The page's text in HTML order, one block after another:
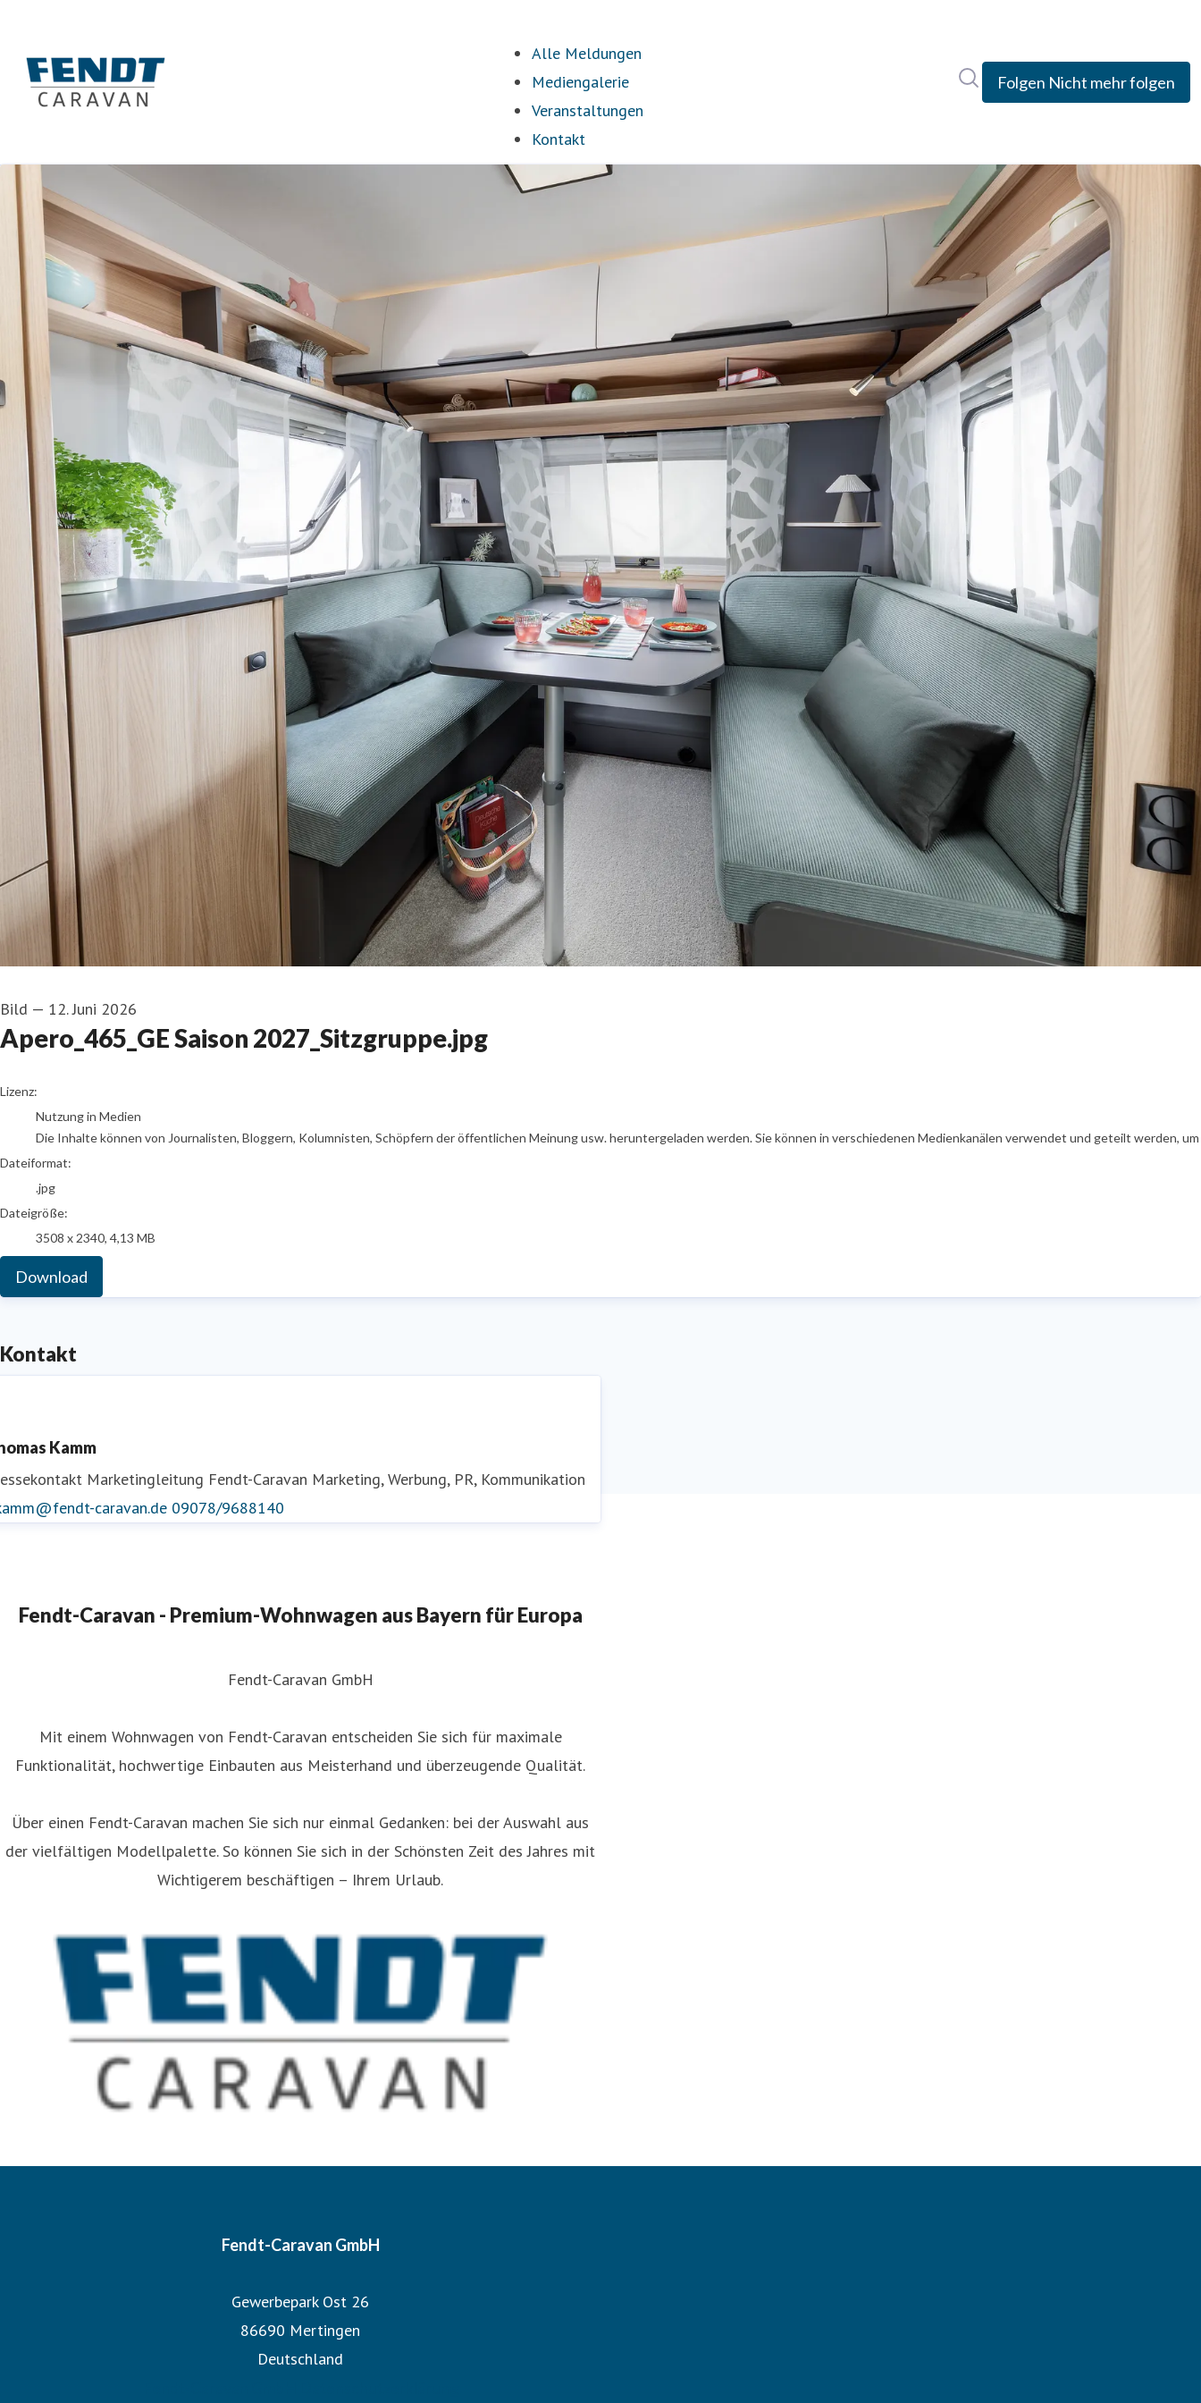
Alle Meldungen
Mediengalerie
Veranstaltungen
Kontakt
Folgen Nicht mehr folgen
Bild — 12. Juni 2026
Apero_465_GE Saison 2027_Sitzgruppe.jpg
go to media item
Lizenz:
Nutzung in Medien
Die Inhalte können von Journalisten, Bloggern, Kolumnisten, Schöpfern der öffentlichen Meinung usw. heruntergeladen werden. Sie können in verschiedenen Medienkanälen verwendet und geteilt
Dateiformat:
.jpg
Dateigröße:
3508 x 2340, 4,13 MB
Download
Kontakt
Kamm
Marketingleitung Fendt-Caravan Marketing, Werbung, PR, Kommunikation
caravan.de 09078/9688140
Fendt-Caravan - Premium-Wohnwagen aus Bayern für Europa
Fendt-Caravan GmbH
Mit einem Wohnwagen von Fendt-Caravan entscheiden Sie sich für maximale
Funktionalität, hochwertige Einbauten aus Meisterhand und überzeugende Qualität.
Über einen Fendt-Caravan machen Sie sich nur einmal Gedanken: bei der Auswahl aus
der vielfältigen Modellpalette. So können Sie sich in der Schönsten Zeit des Jahres mit
Wichtigerem beschäftigen – Ihrem Urlaub.
Fendt-Caravan GmbH
Gewerbepark Ost 26
86690 Mertingen
Deutschland